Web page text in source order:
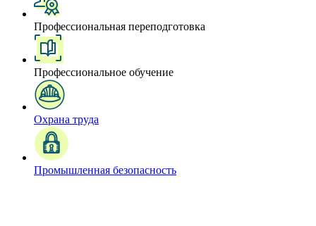
Профессиональная переподготовка
Профессиональное обучение
Охрана труда
Промышленная безопасность